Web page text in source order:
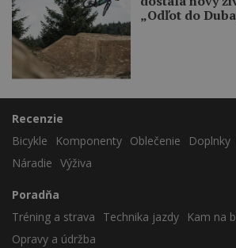
„Odľot do
Recenzie
Bicykle
Komponenty Oblečenie Doplnky
Náradie Výživa
Poradňa
Tréning a strava
Technika jazdy
Kam na
Opravy a údržba